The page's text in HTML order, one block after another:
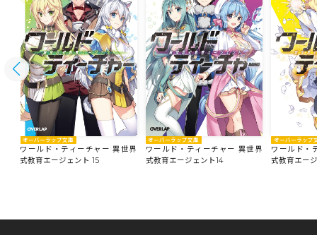
オーバーラップ文庫
ワールド・ティーチャー 異世界
式教育エージェント 15
オーバーラップ文庫
ワールド・ティーチャー 異世界
式教育エージェント14
オーバーラップ
ワールド・
式教育エー